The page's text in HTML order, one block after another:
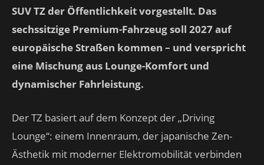
SUV TZ der Öffentlichkeit vorgestellt. Das
sechssitzige Premium-Fahrzeug soll 2027 auf
europäische Straßen kommen – und verspricht
eine Mischung aus Lounge-Komfort und
dynamischer Fahrleistung.
Der TZ basiert auf dem Konzept der „Driving
Lounge“: einem Innenraum, der japanische Zen-
Ästhetik mit moderner Elektromobilität verbinden